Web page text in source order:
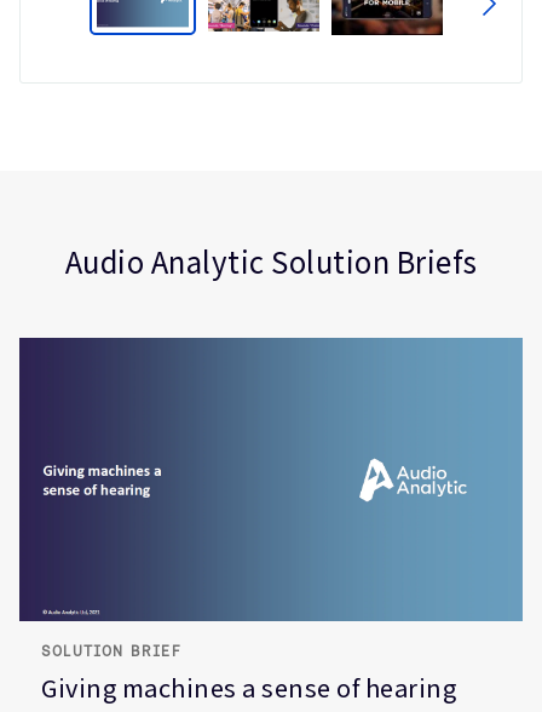
Audio Analytic Solution Briefs
SOLUTION BRIEF
Giving machines a sense of hearing